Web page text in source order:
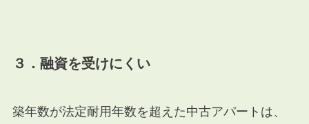
３．融資を受けにくい
築年数が法定耐用年数を超えた中古アパートは、